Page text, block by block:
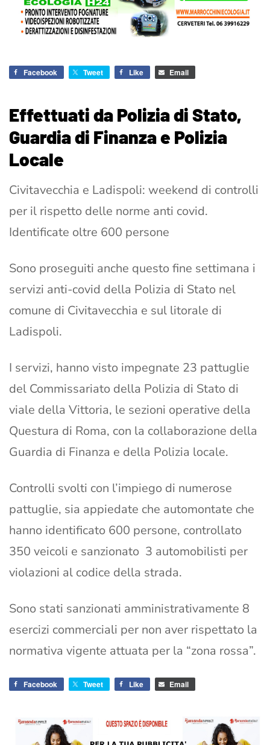
Facebook Tweet Like Email
Effettuati da Polizia di Stato,
Guardia di Finanza e Polizia
Locale
Civitavecchia e Ladispoli: weekend di controlli
per il rispetto delle norme anti covid.
Identificate oltre 600 persone
Sono proseguiti anche questo fine settimana i
servizi anti-covid della Polizia di Stato nel
comune di Civitavecchia e sul litorale di
Ladispoli.
I servizi, hanno visto impegnate 23 pattuglie
del Commissariato della Polizia di Stato di
viale della Vittoria, le sezioni operative della
Questura di Roma, con la collaborazione della
Guardia di Finanza e della Polizia locale.
Controlli svolti con l’impiego di numerose
pattuglie, sia appiedate che automontate che
hanno identificato 600 persone, controllato
350 veicoli e sanzionato 3 automobilisti per
violazioni al codice della strada.
Sono stati sanzionati amministrativamente 8
esercizi commerciali per non aver rispettato la
normativa vigente attuata per la “zona rossa”.
Facebook Tweet Like Email